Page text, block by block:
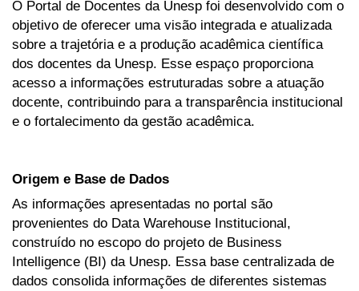
O Portal de Docentes da Unesp foi desenvolvido com o
objetivo de oferecer uma visão integrada e atualizada
sobre a trajetória e a produção acadêmica científica
dos docentes da Unesp. Esse espaço proporciona
acesso a informações estruturadas sobre a atuação
docente, contribuindo para a transparência institucional
e o fortalecimento da gestão acadêmica.
Origem e Base de Dados
As informações apresentadas no portal são
provenientes do Data Warehouse Institucional,
construído no escopo do projeto de Business
Intelligence (BI) da Unesp. Essa base centralizada de
dados consolida informações de diferentes sistemas